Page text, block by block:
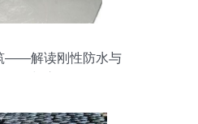
——解读刚性防水与